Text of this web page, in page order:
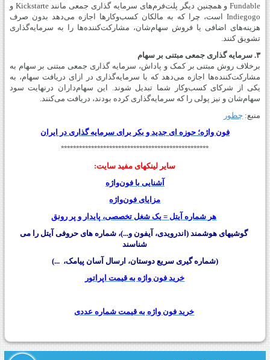
Fundable و همچنین دیگر پلت‌فرم‌های سرمایه گذاری جمعی مانند Kickstarte و
Indiegogo است، چرا که به مالکان کسب‌وکارها اجازه می‌دهد بدون صرف
هزینه‌های اضافی یا فروش سهام‌شان، مشارکت‌کننده‌ها را به سرمایه‌گذاری
تشویق کنند.
۳. سرمایه گذاری جمعی مبتنی بر سهام
برخلاف روش مبتنی بر کمک و پاداش، سرمایه گذاری جمعی مبتنی بر سهام به
مشارکت‌کننده‌ها اجازه می‌دهد که با سرمایه‌گذاری در ازای دریافت سهام، به
یکی از شرکای کسب‌وکار شما تبدیل شوند. این سهام‌داران درنهایت سود
سهام‌شان و نیز پولی را که سرمایه‌گذاری کرده بودند، دریافت می‌کنند.
منبع: چطور
فون واژه؛ حوزه ای جدید و بکر برای سرمایه گذاری در ایران
*************************************************
سایر لينکهای مفید سایت:
آشنایی با فون‌واژه
مزایای فون‌واژه
هر شماره آیتل = یک شغل تخصصی، پایدار و پر رونق
گوشیهای هوشمند (اندرویدی، آیفون و...)، شماره های حروفی آیتل را می
شناسند
(شماره گیری سریع دوستان، ارسال آسان پیامک، ...)
خرید فون واژه به قیمت اپراتور
خرید فون واژه به قیمت شماره عددی